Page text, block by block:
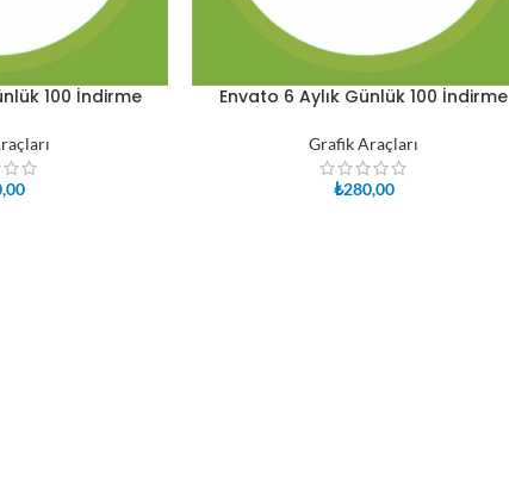
100 İndirme SEPETE EKLE
Envato 6 Aylık Günlük 100 İndirme
Grafik Araçları
₺280,00